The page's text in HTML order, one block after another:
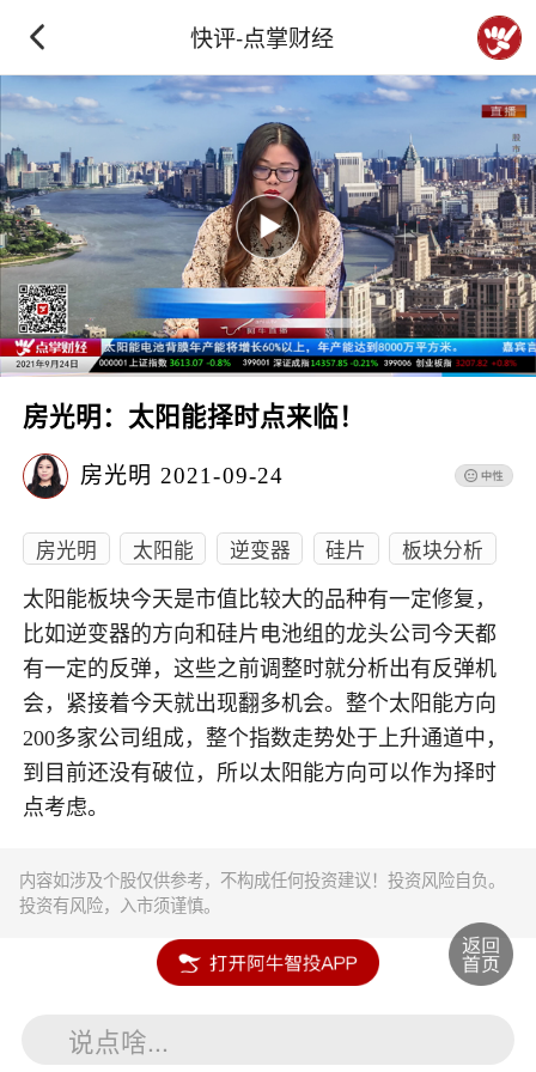
快评-点掌财经
房光明：太阳能择时点来临！
房光明 2021-09-24
房光明 太阳能 逆变器 硅片 板块分析
太阳能板块今天是市值比较大的品种有一定修复，
比如逆变器的方向和硅片电池组的龙头公司今天都
有一定的反弹，这些之前调整时就分析出有反弹机
会，紧接着今天就出现翻多机会。整个太阳能方向
200多家公司组成，整个指数走势处于上升通道中，
到目前还没有破位，所以太阳能方向可以作为择时
点考虑。
内容如涉及个股仅供参考，不构成任何投资建议！投资风险自负。
投资有风险，入市须谨慎。
说点啥...